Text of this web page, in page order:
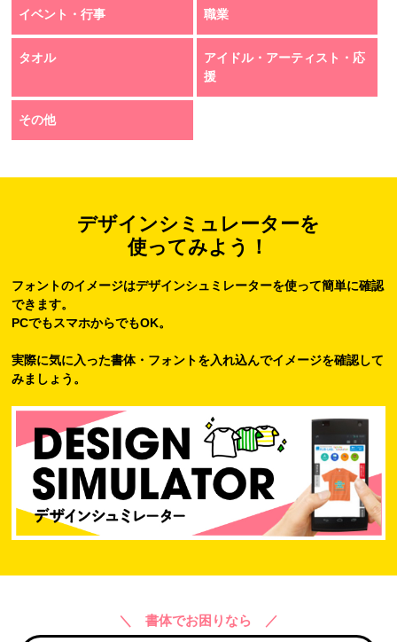
イベント・行事 職業
タオル
アイドル・アーティスト・応
援
その他
デザインシミュレーターを
使ってみよう！
フォントのイメージはデザインシュミレーターを使って簡単に確認
できます。
PCでもスマホからでもOK。
実際に気に入った書体・フォントを入れ込んでイメージを確認して
みましょう。
＼ 書体でお困りなら ／